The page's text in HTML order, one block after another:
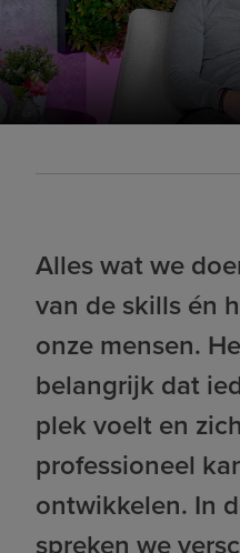
Alles wat we
van de skills én
onze mensen.
belangrijk dat
plek voelt en
professioneel
ontwikkelen. In
spreken we